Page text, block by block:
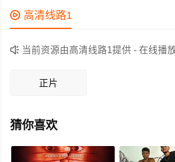
遭逢巨变。
作为一部 上映的剧情电影，在当期同类
定的看点，在演员表现和剧情架构上也
剧情紧凑，角色塑造鲜明，适合喜欢剧
 高清线路1
 当前资源由高清线路1提供 - 在线播
正片
猜你喜欢